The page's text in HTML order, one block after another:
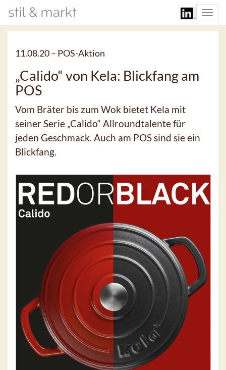
11.08.20 – POS-Aktion
„Calido“ von Kela: Blickfang am
POS
Vom Bräter bis zum Wok bietet Kela mit
seiner Serie „Calido“ Allroundtalente für
jeden Geschmack. Auch am POS sind sie ein
Blickfang.